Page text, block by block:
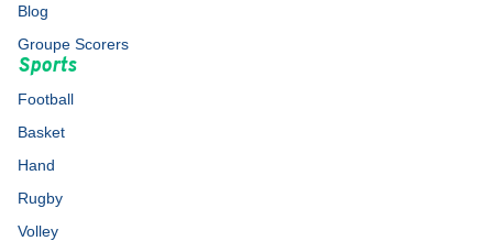
Blog
Groupe Scorers
Sports
Football
Basket
Hand
Rugby
Volley